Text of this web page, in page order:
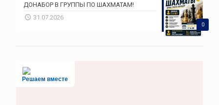
0
ДОНАБОР В ГРУППЫ ПО ШАХМАТАМ!
31.07.2026
Решаем вместе